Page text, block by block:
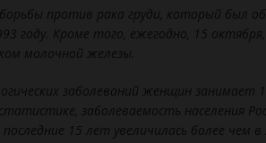
против рака груди, который был
году. Кроме того, ежегодно, 15
молочной железы.
заболеваний женщин занимает
заболеваемость населения
15 лет увеличилась более чем в